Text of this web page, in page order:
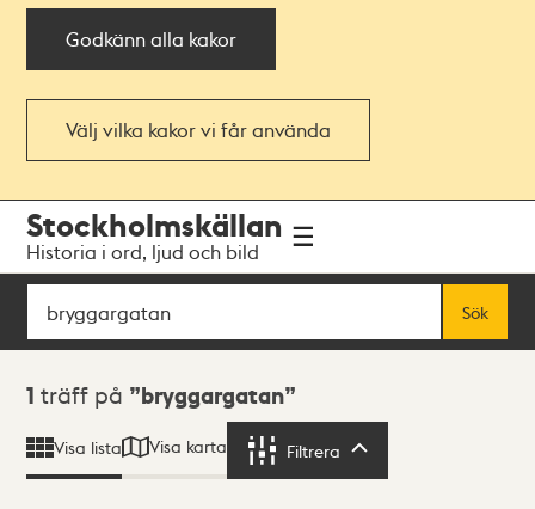
Godkänn alla kakor
Välj vilka kakor vi får använda
navigationen
huvudinnehållet
Stockholmskällan
Historia i ord, ljud och bild
Sök
Sök
Sökresultat
1 träff på bryggargatan
Visa lista Visa karta Filtrera